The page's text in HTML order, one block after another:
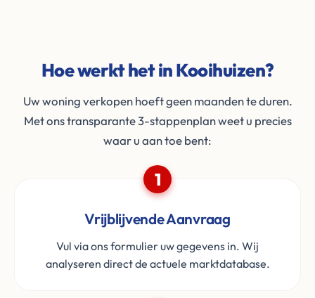
Hoe werkt het in Kooihuizen?
Uw woning verkopen hoeft geen maanden te duren.
Met ons transparante 3-stappenplan weet u precies
waar u aan toe bent:
1
Vrijblijvende Aanvraag
Vul via ons formulier uw gegevens in. Wij
analyseren direct de actuele marktdatabase.